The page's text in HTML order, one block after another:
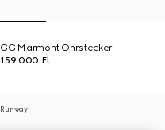
GG Marmont Ohrstecker
159 000 Ft
Runway